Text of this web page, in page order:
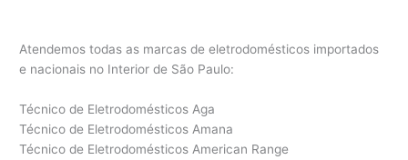
Atendemos todas as marcas de eletrodomésticos importados
e nacionais no Interior de São Paulo:
Técnico de Eletrodomésticos Aga
Técnico de Eletrodomésticos Amana
Técnico de Eletrodomésticos American Range